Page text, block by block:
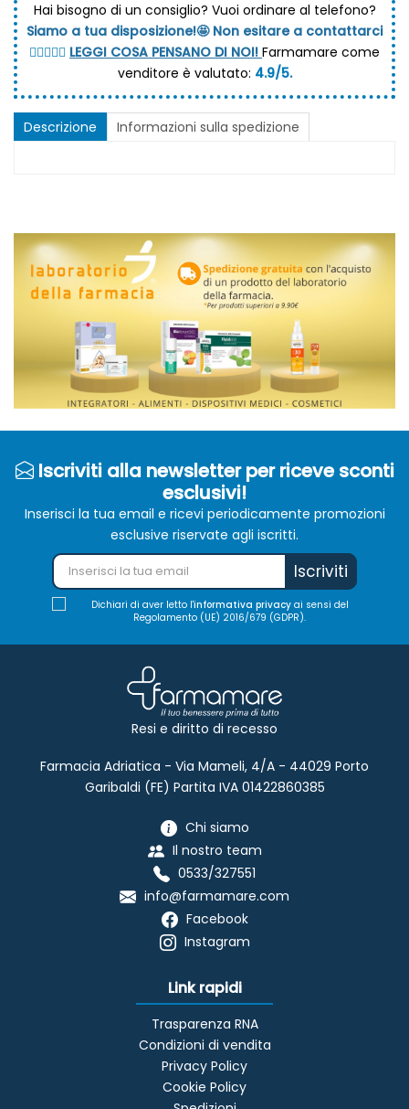
Hai bisogno di un consiglio? Vuoi ordinare al telefono?
Siamo a tua disposizione!🤩 Non esitare a contattarci
💆🏼‍♀️👩‍⚕️ LEGGI COSA PENSANO DI NOI! Farmamare come
venditore è valutato: 4.9/5.
Descrizione Informazioni sulla spedizione
Iscriviti alla newsletter per riceve sconti
esclusivi!
Inserisci la tua email e ricevi periodicamente promozioni
esclusive riservate agli iscritti.
Iscriviti
Dichiari di aver letto l'informativa privacyai sensi del
Regolamento (UE) 2016/679 (GDPR).
Resi e diritto di recesso
Farmacia Adriatica - Via Mameli, 4/A - 44029 Porto
Garibaldi (FE) Partita IVA 01422860385
Chi siamo
Il nostro team
0533/327551
info@farmamare.com
Facebook
Instagram
Link rapidi
Trasparenza RNA
Condizioni di vendita
Privacy Policy
Cookie Policy